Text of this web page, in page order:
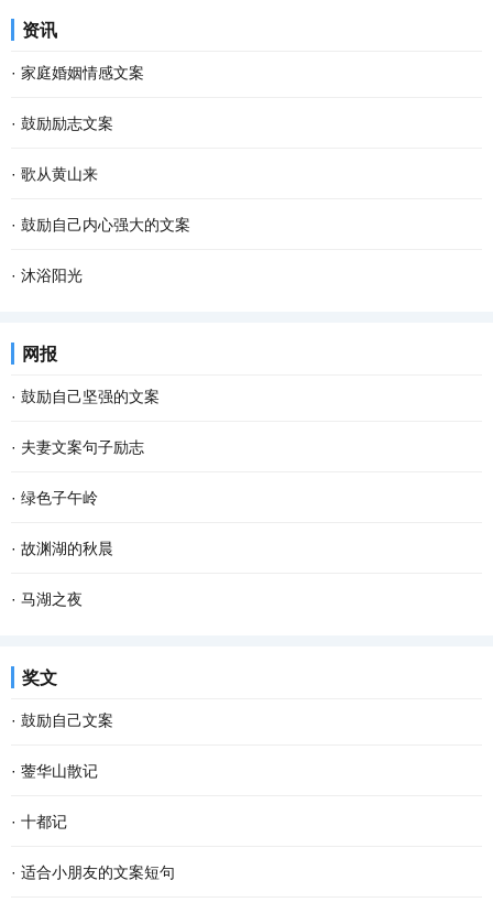
资讯
· 家庭婚姻情感文案
· 鼓励励志文案
· 歌从黄山来
· 鼓励自己内心强大的文案
· 沐浴阳光
网报
· 鼓励自己坚强的文案
· 夫妻文案句子励志
· 绿色子午岭
· 故渊湖的秋晨
· 马湖之夜
奖文
· 鼓励自己文案
· 蓥华山散记
· 十都记
· 适合小朋友的文案短句